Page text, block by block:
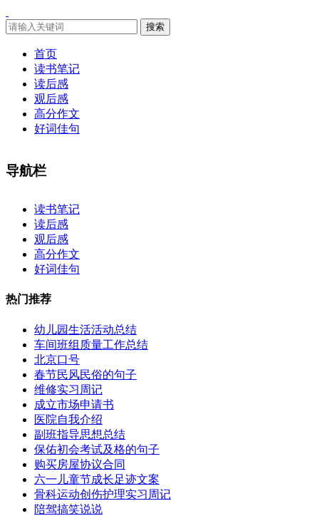
搜索
首页
读书笔记
读后感
观后感
高分作文
好词佳句
导航栏
读书笔记
读后感
观后感
高分作文
好词佳句
热门推荐
幼儿园生活活动总结
车间班组质量工作总结
北京口号
春节民风民俗的句子
维修实习周记
成立市场申请书
医院自我介绍
副班指导思想总结
保佑初会考试及格的句子
购买房屋协议合同
六一儿童节成长足迹文案
骨科运动创伤护理实习周记
陪驾搞笑说说